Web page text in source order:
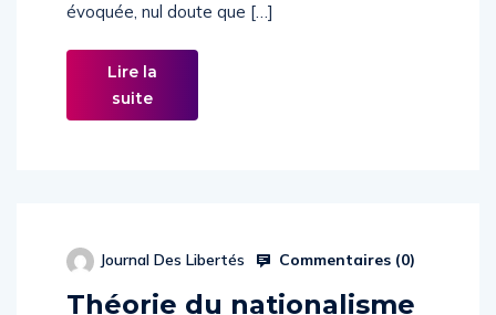
évoquée, nul doute que […]
Lire la
suite
Journal Des Libertés Commentaires (0)
Théorie du nationalisme